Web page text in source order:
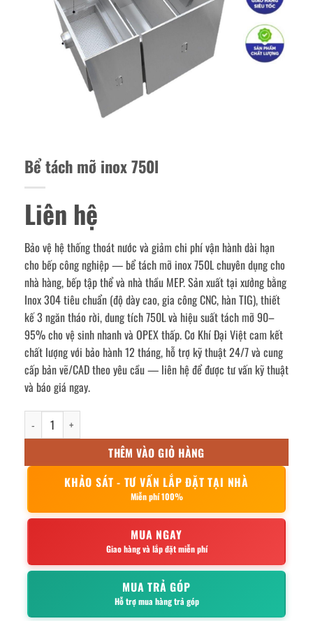
Bể tách mỡ inox 750l
Liên hệ
Bảo vệ hệ thống thoát nước và giảm chi phí vận hành dài hạn
cho bếp công nghiệp — bể tách mỡ inox 750L chuyên dụng cho
nhà hàng, bếp tập thể và nhà thầu MEP. Sản xuất tại xưởng bằng
Inox 304 tiêu chuẩn (độ dày cao, gia công CNC, hàn TIG), thiết
kế 3 ngăn tháo rời, dung tích 750L và hiệu suất tách mỡ 90–
95% cho vệ sinh nhanh và OPEX thấp. Cơ Khí Đại Việt cam kết
chất lượng với bảo hành 12 tháng, hỗ trợ kỹ thuật 24/7 và cung
cấp bản vẽ/CAD theo yêu cầu — liên hệ để được tư vấn kỹ thuật
và báo giá ngay.
Bể tách mỡ inox 750l số lượng
THÊM VÀO GIỎ HÀNG
KHẢO SÁT - TƯ VẤN LẮP ĐẶT TẠI NHÀ
Miễn phí 100%
MUA NGAY
Giao hàng và lắp đặt miễn phí
MUA TRẢ GÓP
Hỗ trợ mua hàng trả góp